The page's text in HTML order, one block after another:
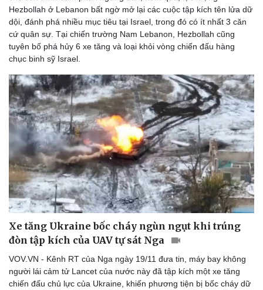
Du lịch
Tư vấn
Săn Tour
check-in
Podcast
Câu chuyện thời sự
Đọc truyện đêm khuya
Cửa sổ tình yêu
Kể chuyện cho bé
Hạt giống tâm hồn
Hezbollah ở Lebanon bất ngờ mở lại các cuộc tập kích tên lửa dữ
dội, đánh phá nhiều mục tiêu tại Israel, trong đó có ít nhất 3 căn
cứ quân sự. Tại chiến trường Nam Lebanon, Hezbollah cũng
tuyên bố phá hủy 6 xe tăng và loại khỏi vòng chiến đấu hàng
chục binh sỹ Israel.
Xe tăng Ukraine bốc cháy ngùn ngụt khi trúng
đòn tập kích của UAV tự sát Nga
VOV.VN - Kênh RT của Nga ngày 19/11 đưa tin, máy bay không
người lái cảm tử Lancet của nước này đã tập kích một xe tăng
chiến đấu chủ lực của Ukraine, khiến phương tiện bị bốc cháy dữ